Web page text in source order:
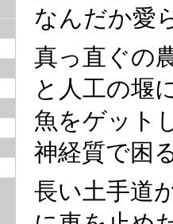
なんだか愛
真っ直ぐの
と人工の堰
魚をゲット
神経質で困
長い土手道